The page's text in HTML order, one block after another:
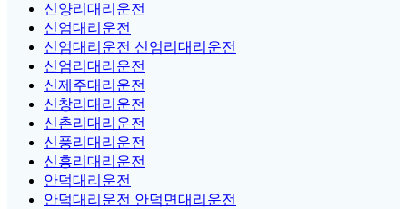
신양리대리운전
신엄대리운전
신엄대리운전 신엄리대리운전
신엄리대리운전
신제주대리운전
신창리대리운전
신촌리대리운전
신풍리대리운전
신흥리대리운전
안덕대리운전
안덕대리운전 안덕면대리운전